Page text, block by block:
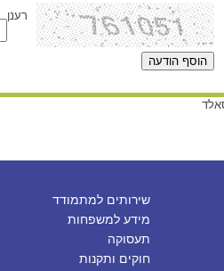
רענן
שירותים למתמודד
מידע למשפחות
תעסוקה
חוקים ותקנות